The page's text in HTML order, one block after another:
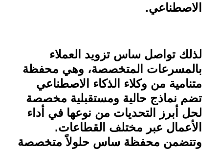
الاصطناعي.
لذلك تواصل ساس تزويد العملاء
بالمسرعات المتخصصة، وهي محفظة
متنامية من وكلاء الذكاء الاصطناعي
تضم نماذج حالية ومستقبلية مخصصة
لحل أبرز التحديات من نوعها في أداء
الأعمال عبر مختلف القطاعات.
وتتضمن محفظة ساس حلولاً متخصصة